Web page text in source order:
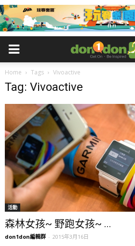
Home Tags Vivoactive
Tag: Vivoactive
活動
森林女孩~ 野跑女孩~ ...
don1don編輯群 - 2015年3月16日